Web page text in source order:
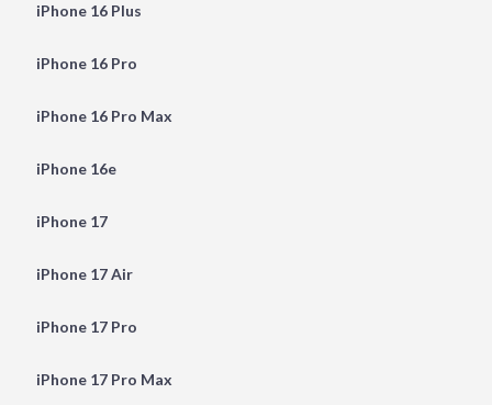
iPhone 16 Plus
iPhone 16 Pro
iPhone 16 Pro Max
iPhone 16e
iPhone 17
iPhone 17 Air
iPhone 17 Pro
iPhone 17 Pro Max